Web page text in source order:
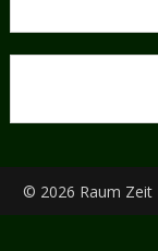
© 2026 Raum Zeit